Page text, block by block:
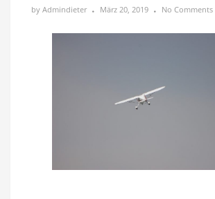
by Admindieter März 20, 2019 No Comments